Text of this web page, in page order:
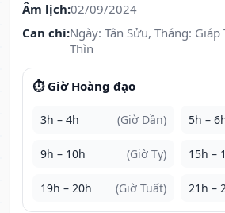
Âm lịch:02/09/2024
Can chi:Ngày: Tân Sửu, Tháng:
Thìn
⏱️ Giờ Hoàng đạo
3h – 4h (Giờ Dần) 5h –
9h – 10h (Giờ Tỵ) 15h –
19h – 20h (Giờ Tuất) 21h –